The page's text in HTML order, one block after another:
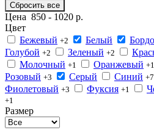
Сбросить все
Цена 850 - 1020 р.
Цвет
Бежевый +2 Белый Бордо
Голубой +2 Зеленый +2
Молочный +1 Оранжевый +1
Розовый +3 Серый Синий +7
Фиолетовый +3 Фуксия +1
+1
Размер